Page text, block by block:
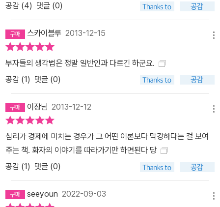
들을 어디까지 믿을 수 있을까? 투자 전문가들의 말은 믿어도 되는
걸까? 레그 메이슨 캐피털 매니지먼트의 회장 빌 밀러는 미국 역사상
최고의 펀드 매니저로 손꼽힌다. 그는 1991년부터 2006년까지 15
년 연속으로 미국의 대표적 주가 지수인 S&P500보다 높은 수익을
올렸다. 15년 연속으로 S&P500을 이긴 사람은 미국 증권 역사상
빌 밀러가 유일하다. 게다가 이 기간은 IT 버블 때문에 폭등과 폭락이
다. 빌 밀러라면 우리 돈을 믿고 맡길 수 있을까? “사람들은 무엇인가
가 연속해서 일어나면 그것에 큰 의미를 부여합니다. 그런데 누군가
가 동전을 던져서 같은 면이 15회 연속으로 나왔다고 해서 그 사람을
동전 던지기의 천재라고 할 수 있을까요?” 하노 벡은 빌 밀러가 뛰어
빌 밀러뿐만 아무리 뛰어난 실적을 보인 전문가라도 전적으로 신뢰해
다. 하지만 사람들은 그런 사람들에게 특별한 능력이 있을 것으로 믿
공감 (4) 댓글 (0)
스카이블루 2013-12-15
부자들의 생각법은 정말 일반인과 다르긴 하군요.
공감 (1) 댓글 (0)
이장님 2013-12-12
심리가 경제에 미치는 경우가 그 어떤 이론보다 막강하다는 걸 보여
주는 책. 화자의 이야기를 따라가기만 하면된다 당
공감 (1) 댓글 (0)
seeyoun 2022-09-03